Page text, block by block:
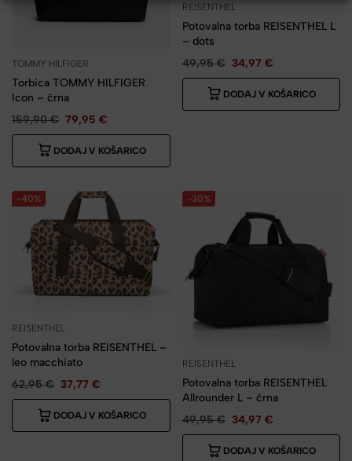
TOMMY HILFIGER
Torbica TOMMY HILFIGER
Icon – črna
159,90€ 79,95 €
DODAJ V KOŠARICO
REISENTHEL
Potovalna torba REISENTHEL L
– dots
49,95€ 34,97 €
DODAJ V KOŠARICO
-40%
REISENTHEL
Potovalna torba REISENTHEL –
leo macchiato
62,95€ 37,77 €
DODAJ V KOŠARICO
-30%
REISENTHEL
Potovalna torba REISENTHEL
Allrounder L – črna
49,95€ 34,97 €
DODAJ V KOŠARICO